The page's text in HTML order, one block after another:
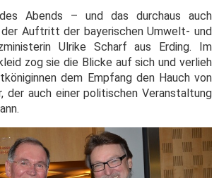
Abends – und das durchaus auch
Auftritt der bayerischen Umwelt- und
Ulrike Scharf aus Erding. Im
zog sie die Blicke auf sich und verlieh
dem Empfang den Hauch von
der auch einer politischen Veranstaltung